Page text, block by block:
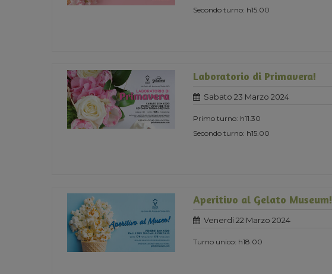
Secondo turno: h15.00
Laboratorio di Primavera!
Sabato 23 Marzo 2024
Primo turno: h11.30
Secondo turno: h15.00
Aperitivo al Gelato Museum!
Venerdi 22 Marzo 2024
Turno unico: h18.00